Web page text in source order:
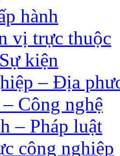
hành
vị trực thuộc
kiện
– Địa
Công nghệ
– Pháp luật
công nghiệp